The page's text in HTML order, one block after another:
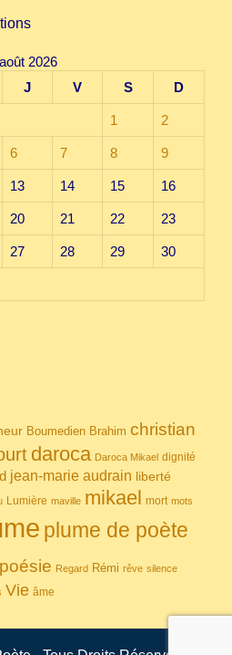
août 2026
J V S D
1 2
6 7 8 9
13 14 15 16
20 21 22 23
27 28 29 30
Boumedien Brahim christian
daroca Daroca Mikael dignité
jean-marie audrain liberté
Lumière maville mikael mort mots
plume de poète
poésie Regard Rémi rêve silence
Vie âme